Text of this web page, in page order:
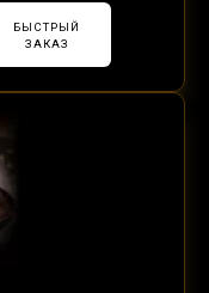
БЫСТРЫЙ
ЗАКАЗ